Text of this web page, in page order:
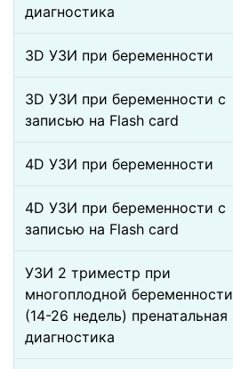
диагностика
3D УЗИ при беременности
3D УЗИ при беременности с
записью на Flash card
4D УЗИ при беременности
4D УЗИ при беременности с
записью на Flash card
УЗИ 2 триместр при
многоплодной беременности
(14-26 недель) пренатальная
диагностика